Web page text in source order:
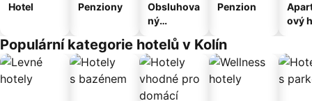
Hotel Penziony
Obsluhova
ný
Penzion
ový
Populární kategorie hotelů v Kolín